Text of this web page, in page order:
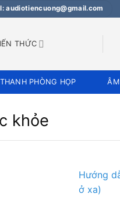
audiotiencuong@gmail.com
THỨC
PHÒNG HỌP
khỏe
Hướng
ở xa)